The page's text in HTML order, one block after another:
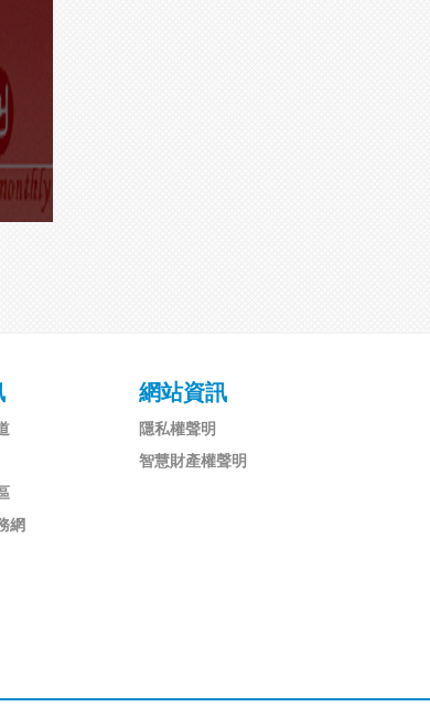
網
網站資訊
隱私權聲明
智慧財產權聲明